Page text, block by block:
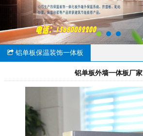
铝单板保温装饰一体板
铝单板外墙一体板厂家